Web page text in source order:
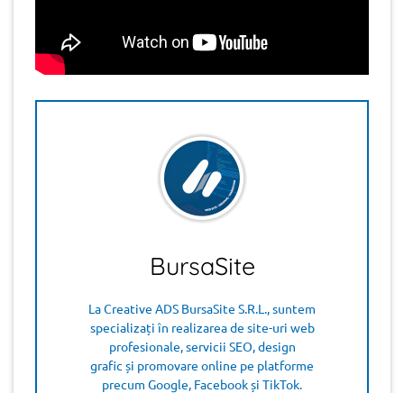
BursaSite
La Creative ADS BursaSite S.R.L., suntem
specializați în realizarea de site-uri web
profesionale, servicii SEO, design
grafic și promovare online pe platforme
precum Google, Facebook și TikTok.